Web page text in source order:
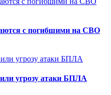
с погибшими на СВО
угрозу атаки БПЛА